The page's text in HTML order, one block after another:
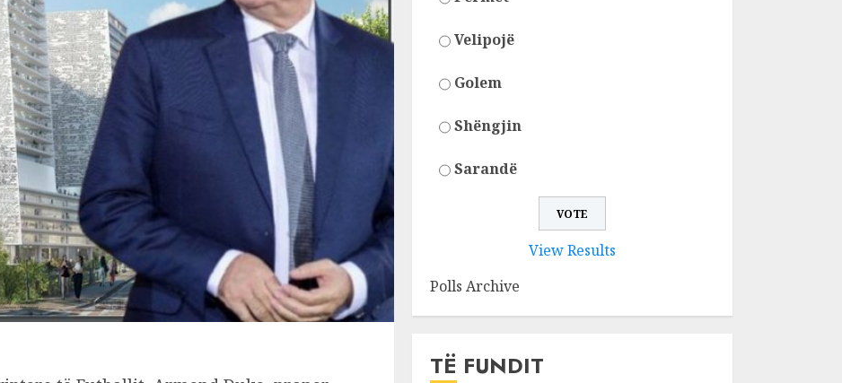
Velipojë
Golem
Shëngjin
Sarandë
View Results
Polls Archive
TË FUNDIT